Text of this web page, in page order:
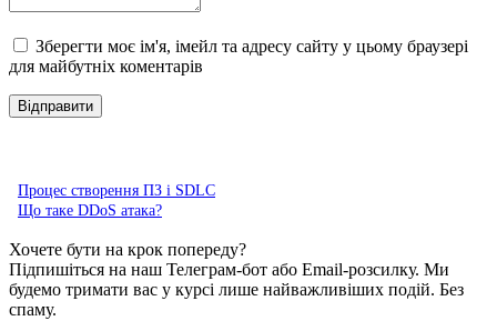
Зберегти моє ім'я, імейл та адресу сайту у цьому браузері
для майбутніх коментарів
Процес створення ПЗ і SDLC
Що таке DDoS атака?
Хочете бути на крок попереду?
Підпишіться на наш Телеграм-бот або Email-розсилку. Ми
будемо тримати вас у курсі лише найважливіших подій. Без
спаму.